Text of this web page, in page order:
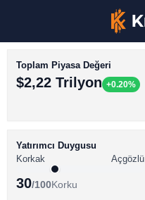
BİTCOİN HABERLERİ
ALTCOİN HABERLERİ
Toplam Piyasa Değeri
$2,22 Trilyon +0.20%
Yatırımcı Duygusu
Korkak
Açgözlü
30/100Korku